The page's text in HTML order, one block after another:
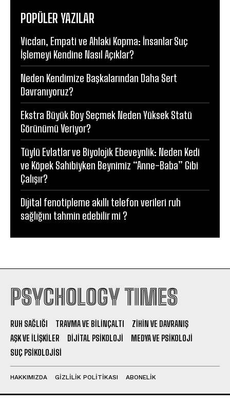
POPÜLER YAZILAR
Vicdan, Empati ve Ahlaki Kopma: İnsanlar Suç
İşlemeyi Kendine Nasıl Açıklar?
Neden Kendimize Başkalarından Daha Sert
Davranıyoruz?
Ekstra Büyük Boy Seçmek Neden Yüksek Statü
Görünümü Veriyor?
Tüylü Evlatlar ve Biyolojik Ebeveynlik: Neden Kedi
ve Köpek Sahibiyken Beynimiz “Anne-Baba” Gibi
Çalışır?
Dijital fenotipleme akıllı telefon verileri ruh
sağlığını tahmin edebilir mi ?
PSYCHOLOGY TIMES
RUH SAĞLIĞI TRAVMA VE BILINÇALTI
ZIHIN VE DAVRANIŞ
AŞK VE İLIŞKILER
DIJITAL PSIKOLOJI
MEDYA VE PSIKOLOJI
SUÇ PSIKOLOJISI
HAKKIMIZDA GIZLILIK POLITIKASI ABONELIK